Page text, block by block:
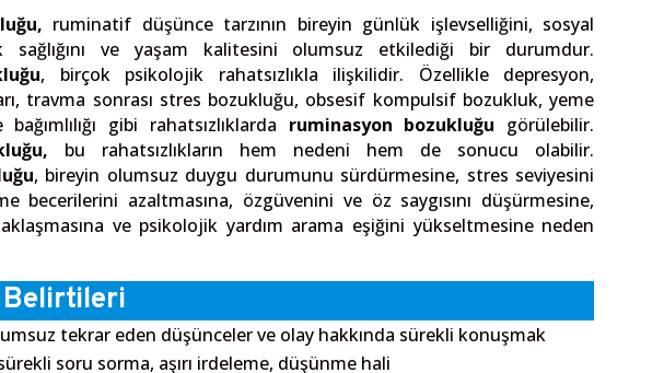
ruminatif düşünce tarzının bireyin günlük işlevselliğini, sosyal
sağlığını ve yaşam kalitesini olumsuz etkilediği bir durumdur.
, birçok psikolojik rahatsızlıkla ilişkilidir. Özellikle depresyon,
travma sonrası stres bozukluğu, obsesif kompulsif bozukluk, yeme
gibi rahatsızlıklarda ruminasyon bozukluğu görülebilir.
bu rahatsızlıkların hem nedeni hem de sonucu olabilir.
, bireyin olumsuz duygu durumunu sürdürmesine, stres seviyesini
becerilerini azaltmasına, özgüvenini ve öz saygısını düşürmesine,
ve psikolojik yardım arama eşiğini yükseltmesine neden
Belirtileri
tekrar eden düşünceler ve olay hakkında sürekli konuşmak
soru sorma, aşırı irdeleme, düşünme hali